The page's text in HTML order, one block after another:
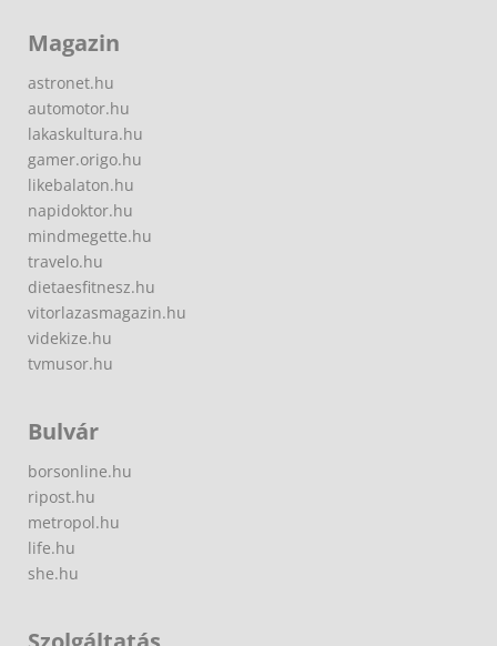
Magazin
astronet.hu
automotor.hu
lakaskultura.hu
gamer.origo.hu
likebalaton.hu
napidoktor.hu
mindmegette.hu
travelo.hu
dietaesfitnesz.hu
vitorlazasmagazin.hu
videkize.hu
tvmusor.hu
Bulvár
borsonline.hu
ripost.hu
metropol.hu
life.hu
she.hu